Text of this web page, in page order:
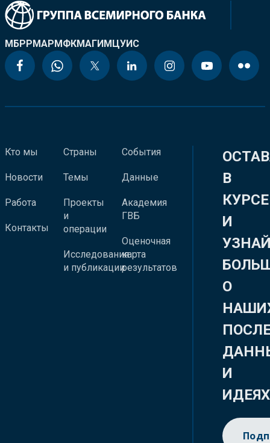
МБРРМАРМФКМАГИМЦУИС
Кто мы
Новости
Работа
Контакты
Страны
Темы
Проекты
и
операции
Исследования
и публикации
События
Данные
Академия
ГВБ
Оценочная
карта
результатов
В
КУРСЕ
И
О
И
ИДЕЯХ